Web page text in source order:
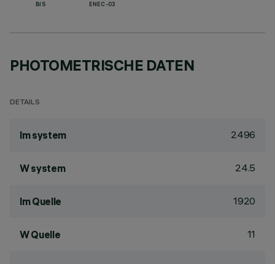
BIS ENEC-03
PHOTOMETRISCHE DATEN
DETAILS
lm system 2496
W system 24.5
lm Quelle 1920
W Quelle 11